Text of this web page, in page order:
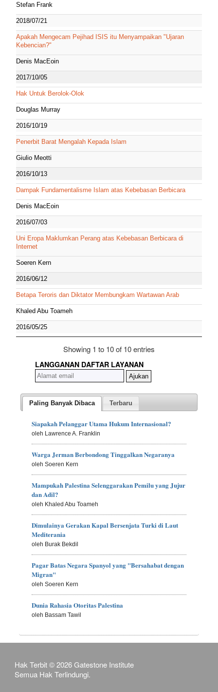
Stefan Frank
2018/07/21
Apakah Mengecam Pejihad ISIS itu Menyampaikan "Ujaran
Kebencian?"
Denis MacEoin
2017/10/05
Hak Untuk Berolok-Olok
Douglas Murray
2016/10/19
Penerbit Barat Mengalah Kepada Islam
Giulio Meotti
2016/10/13
Dampak Fundamentalisme Islam atas Kebebasan Berbicara
Denis MacEoin
2016/07/03
Uni Eropa Maklumkan Perang atas Kebebasan Berbicara di
Internet
Soeren Kern
2016/06/12
Betapa Teroris dan Diktator Membungkam Wartawan Arab
Khaled Abu Toameh
2016/05/25
Showing 1 to 10 of 10 entries
LANGGANAN DAFTAR LAYANAN
Paling Banyak Dibaca Terbaru
Siapakah Pelanggar Utama Hukum Internasional?
oleh Lawrence A. Franklin
Warga Jerman Berbondong Tinggalkan Negaranya
oleh Soeren Kern
Mampukah Palestina Selenggarakan Pemilu yang Jujur
dan Adil?
oleh Khaled Abu Toameh
Dimulainya Gerakan Kapal Bersenjata Turki di Laut
Mediterania
oleh Burak Bekdil
Pagar Batas Negara Spanyol yang "Bersahabat dengan
Migran"
oleh Soeren Kern
Dunia Rahasia Otoritas Palestina
oleh Bassam Tawil
Hak Terbit © 2026 Gatestone Institute
Semua Hak Terlindungi.